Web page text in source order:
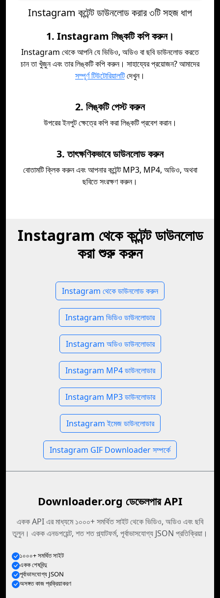
Instagram কন্টেন্ট ডাউনলোড করার ৩টি সহজ ধাপ
1. Instagram লিঙ্কটি কপি করুন।
Instagram থেকে আপনি যে ভিডিও, অডিও বা ছবি ডাউনলোড করতে
চান তা খুঁজুন এবং তার লিঙ্কটি কপি করুন। সাহায্যের প্রয়োজন? আমাদের
সম্পূর্ণ টিউটোরিয়ালটিদেখুন।
2. লিঙ্কটি পেস্ট করুন
উপরের ইনপুট ক্ষেত্রে কপি করা লিঙ্কটি প্রবেশ করান।
3. তাৎক্ষণিকভাবে ডাউনলোড করুন
বোতামটি ক্লিক করুন এবং আপনার কন্টেন্ট MP3, MP4, অডিও, অথবা
ছবিতে সংরক্ষণ করুন।
Instagram থেকে কন্টেন্ট ডাউনলোড
করা শুরু করুন
Instagram থেকে ডাউনলোড করুন
Instagram ভিডিও ডাউনলোডার
Instagram অডিও ডাউনলোডার
Instagram MP4 ডাউনলোডার
Instagram MP3 ডাউনলোডার
Instagram ইমেজ ডাউনলোডার
Instagram GIF Downloader সম্পর্কে
Downloader.org ডেভেলপার API
একক API এর মাধ্যমে ১০০০+ সমর্থিত সাইট থেকে ভিডিও, অডিও এবং ছবি
তুলুন। একক এনডপয়েন্ট, শত শত প্ল্যাটফর্ম, পূর্বাভাসযোগ্য JSON প্রতিক্রিয়া।
১০০০+ সমর্থিত সাইট
একক শেষবিন্দু
পূর্বাভাসযোগ্য JSON
অসঙ্গত কাজ প্রক্রিয়াকরণ